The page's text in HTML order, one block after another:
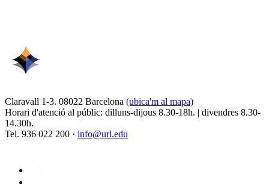
Claravall 1-3. 08022 Barcelona (ubica'm al mapa)
Horari d'atenció al públic: dilluns-dijous 8.30-18h. | divendres 8.30-
14.30h.
Tel. 936 022 200 · info@url.edu